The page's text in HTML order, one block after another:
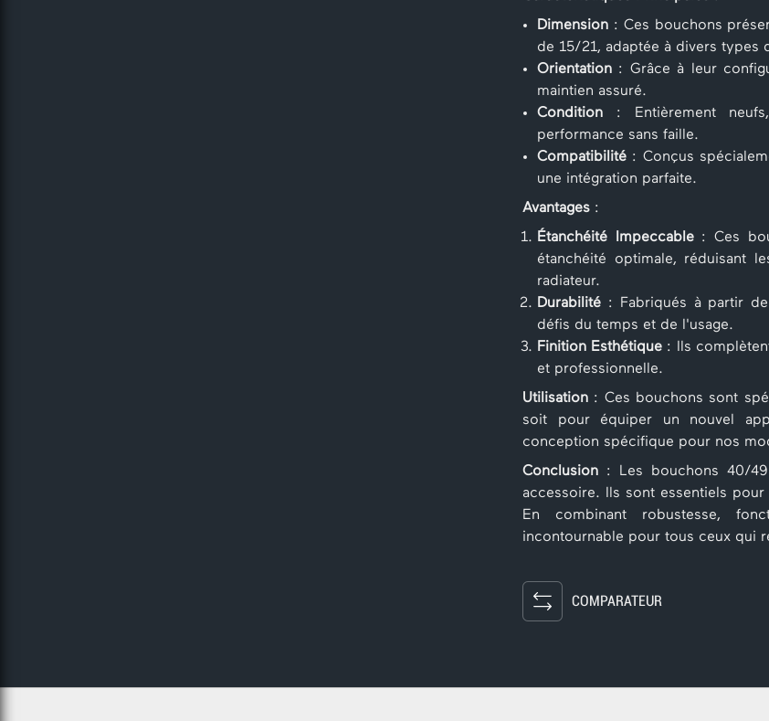
Dimension : Ces bouchons
de 15/21, adaptée à divers types
Orientation : Grâce à leur
maintien assuré.
Condition : Entièrement
performance sans faille.
Compatibilité : Conçus
une intégration parfaite.
Avantages :
Étanchéité Impeccable: Ces
étanchéité optimale, réduisant
radiateur.
Durabilité : Fabriqués à partir
défis du temps et de l'usage.
Finition Esthétique : Ils
et professionnelle.
Utilisation : Ces bouchons sont
soit pour équiper un nouvel
conception spécifique pour nos
Conclusion : Les bouchons 40/
accessoire. Ils sont essentiels
En combinant robustesse,
incontournable pour tous ceux qui
COMPARATEUR